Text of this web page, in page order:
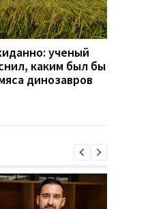
ученый
каким был бы
динозавров